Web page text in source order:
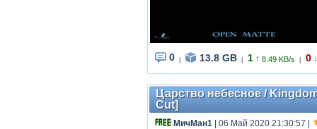
0 13.8 GB 1 ↑ 8.49 KB/s 0 ↓
Царство небесное /
Cut]
МичМан1 | 06 Май 2020 21:30:57